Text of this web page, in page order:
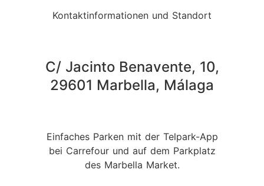
Kontaktinformationen und Standort
C/ Jacinto Benavente, 10,
29601 Marbella, Málaga
Einfaches Parken mit der Telpark-App
bei Carrefour und auf dem Parkplatz
des Marbella Market.